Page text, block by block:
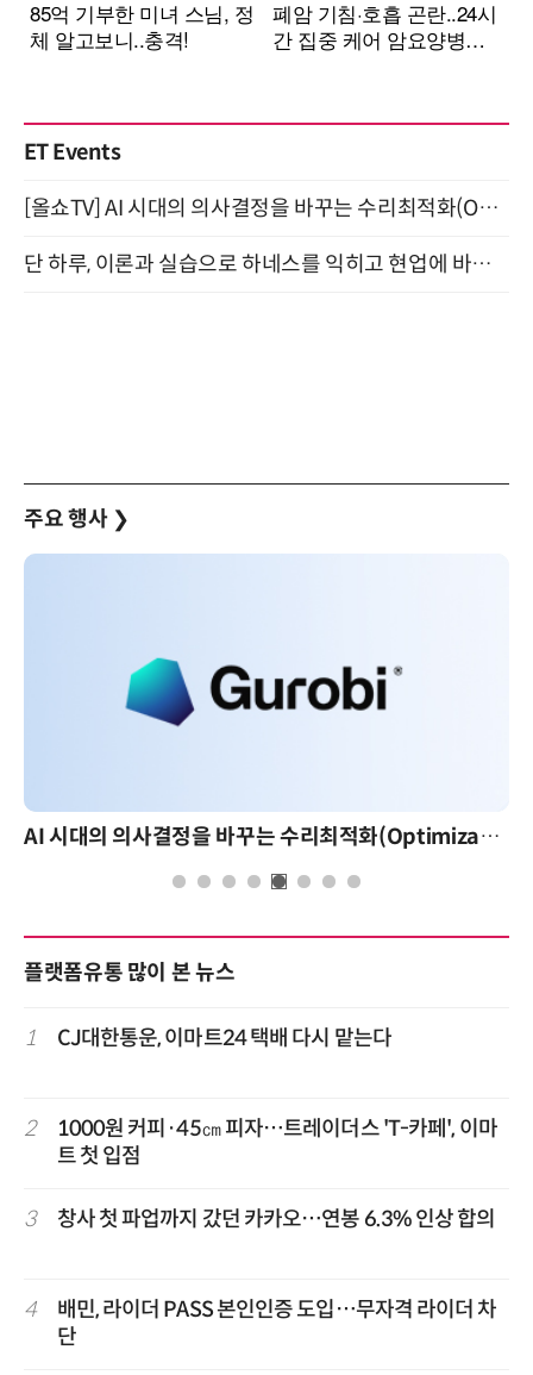
ET Events
[올쇼TV] AI 시대의 의사결정을 바꾸는 수리최적화(Optimization) 소개 (8/20 생방송)
단 하루, 이론과 실습으로 하네스를 익히고 현업에 바로 쓰는 핸즈온 워크숍 (8/20)
주요 행사 ❯
AI 시대의 의사결정을 바꾸는 수리최적화(Optimization): 실제 산업 적용 사례와 활용 전략
플랫폼유통 많이 본 뉴스
1 CJ대한통운, 이마트24 택배 다시 맡는다
2
1000원 커피·45㎝ 피자…트레이더스 'T-카페', 이마
트 첫 입점
3 창사 첫 파업까지 갔던 카카오…연봉 6.3% 인상 합의
4
배민, 라이더 PASS 본인인증 도입…무자격 라이더 차
단